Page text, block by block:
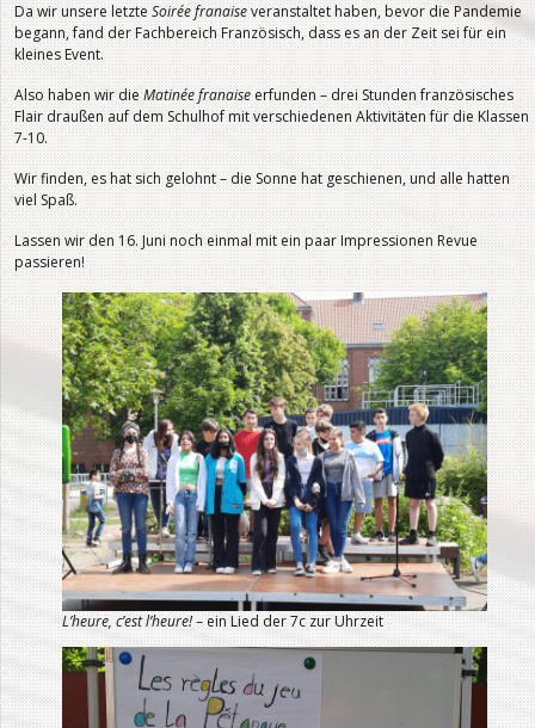
Da wir unsere letzte Soirée franҫaiseveranstaltet haben, bevor die Pandemie
begann, fand der Fachbereich Französisch, dass es an der Zeit sei für ein
kleines Event.
Also haben wir die Matinée franҫaiseerfunden – drei Stunden französisches
Flair draußen auf dem Schulhof mit verschiedenen Aktivitäten für die Klassen
7-10.
Wir finden, es hat sich gelohnt – die Sonne hat geschienen, und alle hatten
viel Spaß.
Lassen wir den 16. Juni noch einmal mit ein paar Impressionen Revue
passieren!
L’heure, c’est l’heure!– ein Lied der 7c zur Uhrzeit